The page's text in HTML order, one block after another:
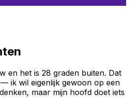
en het is 28 graden buiten. Dat
ik wil eigenlijk gewoon op een
maar mijn hoofd doet iets